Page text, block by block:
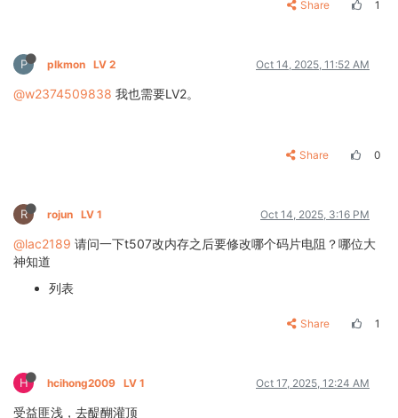
Share 1
P plkmon LV 2 Oct 14, 2025, 11:52 AM
@w2374509838 我也需要LV2。
Share 0
R rojun LV 1 Oct 14, 2025, 3:16 PM
@lac2189 请问一下t507改内存之后要修改哪个码片电阻？哪位大
神知道
列表
Share 1
H hcihong2009 LV 1 Oct 17, 2025, 12:24 AM
受益匪浅，去醍醐灌顶